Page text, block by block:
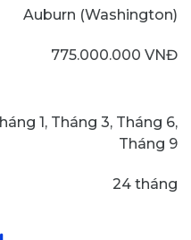
Auburn (Washington)
775.000.000 VNĐ
1, Tháng 3, Tháng 6,
Tháng 9
24 tháng